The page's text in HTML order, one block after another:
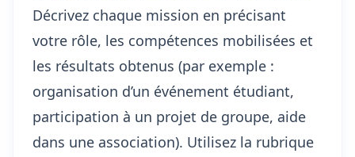
Décrivez chaque mission en précisant
votre rôle, les compétences mobilisées et
les résultats obtenus (par exemple :
organisation d’un événement étudiant,
participation à un projet de groupe, aide
dans une association). Utilisez la rubrique